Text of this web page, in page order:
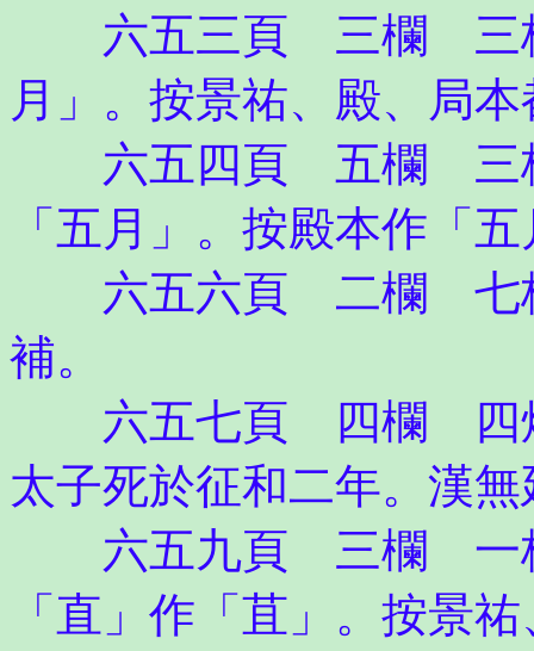
六五三頁 三欄 三格
月」。按景祐、殿、局
六五四頁 五欄 三格
「五月」。按殿本作「
六五六頁 二欄 七格
補。
六五七頁 四欄 四烙
太子死於征和二年。漢
六五九頁 三欄 一格
「直」作「苴」。按景